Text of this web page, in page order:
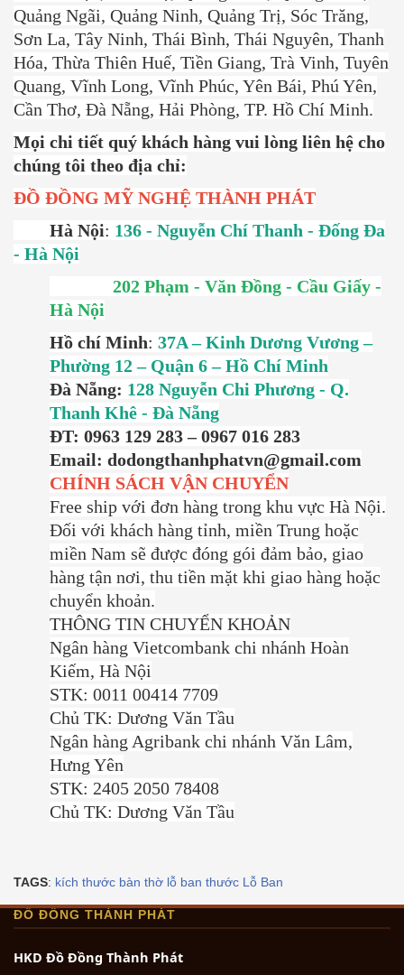
Quảng Ngãi, Quảng Ninh, Quảng Trị, Sóc Trăng,
Sơn La, Tây Ninh, Thái Bình, Thái Nguyên, Thanh
Hóa, Thừa Thiên Huế, Tiền Giang, Trà Vinh, Tuyên
Quang, Vĩnh Long, Vĩnh Phúc, Yên Bái, Phú Yên,
Cần Thơ, Đà Nẵng, Hải Phòng, TP. Hồ Chí Minh.
Mọi chi tiết quý khách hàng vui lòng liên hệ cho
chúng tôi theo địa chỉ:
ĐỒ ĐỒNG MỸ NGHỆ THÀNH PHÁT
Hà Nội: 136 - Nguyễn Chí Thanh - Đống Đa
- Hà Nội
202 Phạm - Văn Đồng - Cầu Giấy -
Hà Nội
Hồ chí Minh: 37A – Kinh Dương Vương –
Phường 12 – Quận 6 – Hồ Chí Minh
Đà Nẵng: 128 Nguyễn Chi Phương - Q.
Thanh Khê - Đà Nẵng
ĐT: 0963 129 283 – 0967 016 283
Email: dodongthanhphatvn@gmail.com
CHÍNH SÁCH VẬN CHUYỂN
Free ship với đơn hàng trong khu vực Hà Nội.
Đối với khách hàng tỉnh, miền Trung hoặc
miền Nam sẽ được đóng gói đảm bảo, giao
hàng tận nơi, thu tiền mặt khi giao hàng hoặc
chuyển khoản.
THÔNG TIN CHUYỂN KHOẢN
Ngân hàng Vietcombank chi nhánh Hoàn
Kiếm, Hà Nội
STK: 0011 00414 7709
Chủ TK: Dương Văn Tầu
Ngân hàng Agribank chi nhánh Văn Lâm,
Hưng Yên
STK: 2405 2050 78408
Chủ TK: Dương Văn Tầu
TAGS: kích thước bàn thờ lỗ ban thước Lỗ Ban
ĐỒ ĐỒNG THÀNH PHÁT
HKD Đồ Đồng Thành Phát